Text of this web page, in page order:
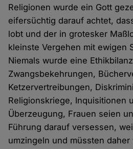
Religionen wurde ein Gott
eifersüchtig darauf achtet,
lobt und der in grotesker
kleinste Vergehen mit ewigen
Niemals wurde eine
Zwangsbekehrungen,
Ketzervertreibungen,
Religionskriege, Inquisitionen
Überzeugung, Frauen seien
Führung darauf versessen,
umzingeln und müssten